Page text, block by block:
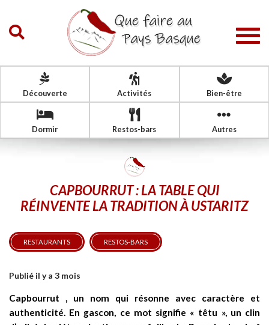
Découverte Activités Bien-être
Dormir Restos-bars Autres
CAPBOURRUT : LA TABLE QUI
RÉINVENTE LA TRADITION À USTARITZ
RESTAURANTS RESTOS-BARS
Publié il y a 3 mois
Capbourrut , un nom qui résonne avec caractère et
authenticité. En gascon, ce mot signifie « têtu », un clin